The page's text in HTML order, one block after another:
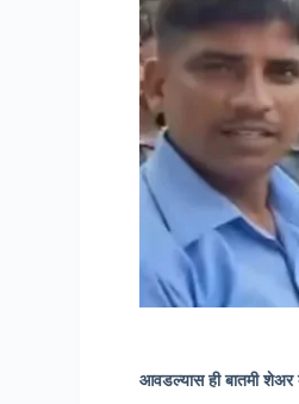
आवडल्यास ही बातमी शेअर